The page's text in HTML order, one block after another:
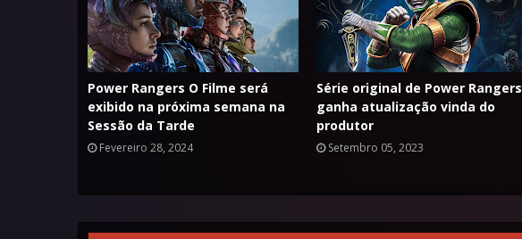
Power Rangers O Filme será
exibido na próxima semana na
Sessão da Tarde
Fevereiro 28, 2024
Série original de Power Rangers
ganha atualização vinda do
produtor
Setembro 05, 2023